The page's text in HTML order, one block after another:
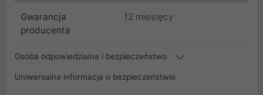
Gwarancja
producenta
12 miesięcy
Osoba odpowiedzialna i bezpieczeństwo
Uniwersalna informacja o bezpieczeństwie